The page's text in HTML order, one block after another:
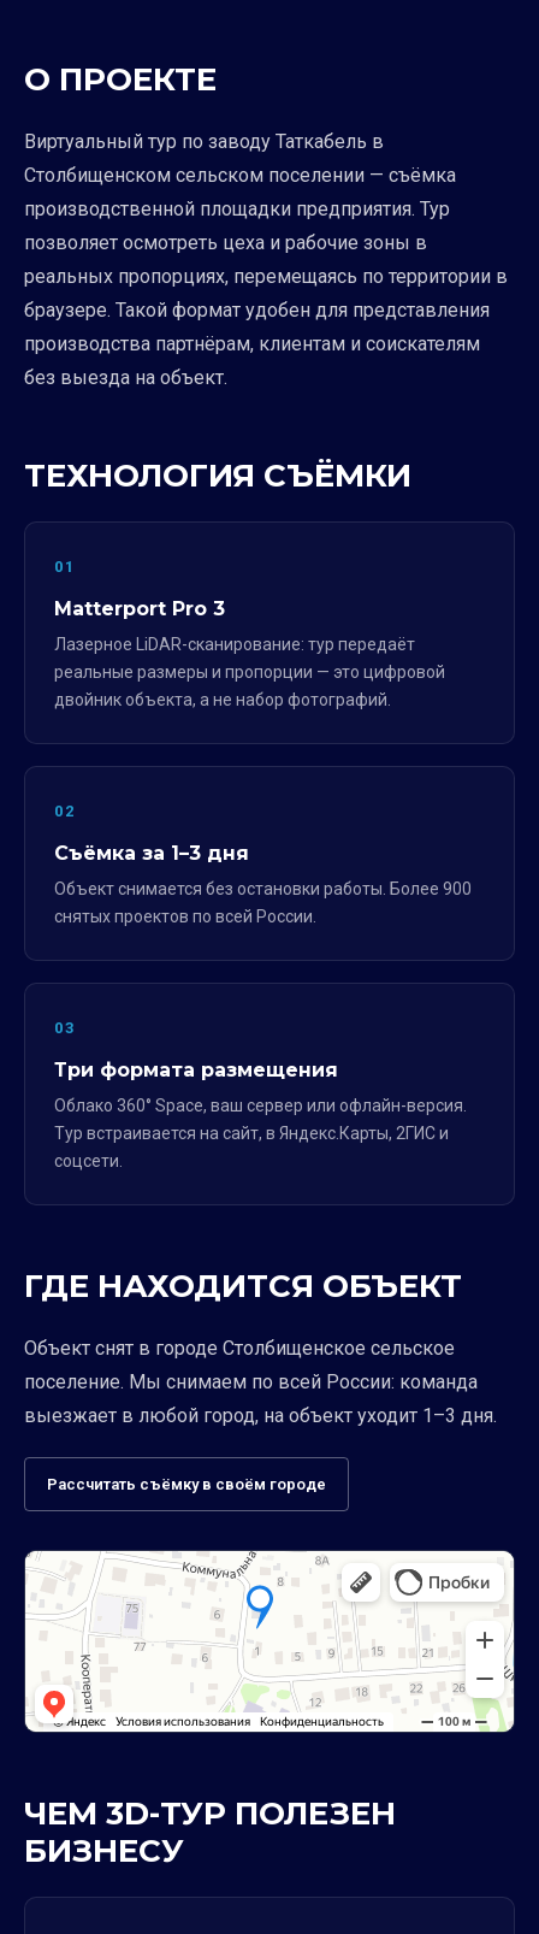
О ПРОЕКТЕ
Виртуальный тур по заводу Таткабель в
Столбищенском сельском поселении — съёмка
производственной площадки предприятия. Тур
позволяет осмотреть цеха и рабочие зоны в
реальных пропорциях, перемещаясь по территории в
браузере. Такой формат удобен для представления
производства партнёрам, клиентам и соискателям
без выезда на объект.
ТЕХНОЛОГИЯ СЪЁМКИ
01
Matterport Pro 3
Лазерное LiDAR-сканирование: тур передаёт
реальные размеры и пропорции — это цифровой
двойник объекта, а не набор фотографий.
02
Съёмка за 1–3 дня
Объект снимается без остановки работы. Более 900
снятых проектов по всей России.
03
Три формата размещения
Облако 360° Space, ваш сервер или офлайн-версия.
Тур встраивается на сайт, в Яндекс.Карты, 2ГИС и
соцсети.
ГДЕ НАХОДИТСЯ ОБЪЕКТ
Объект снят в городе Столбищенское сельское
поселение. Мы снимаем по всей России: команда
выезжает в любой город, на объект уходит 1–3 дня.
Рассчитать съёмку в своём городе
ЧЕМ 3D-ТУР ПОЛЕЗЕН
БИЗНЕСУ